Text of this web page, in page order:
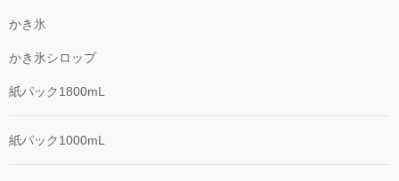
かき氷
かき氷シロップ
紙パック1800mL
紙パック1000mL